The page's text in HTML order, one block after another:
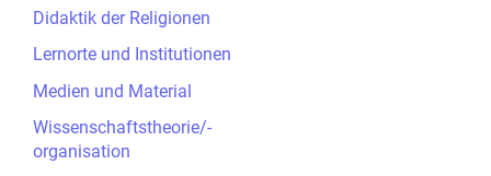
Didaktik der Religionen
Lernorte und Institutionen
Medien und Material
Wissenschaftstheorie/-
organisation